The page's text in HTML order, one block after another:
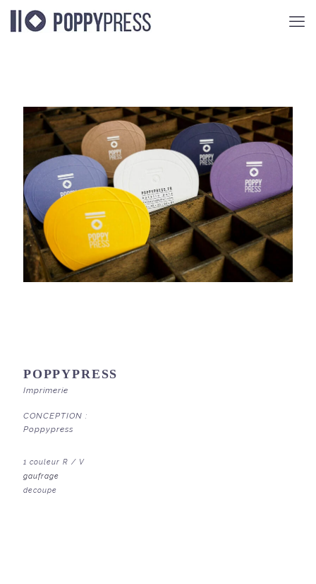
POPPYPRESS
Imprimerie
CONCEPTION :
Poppypress
1 couleur R / V
gaufrage
decoupe